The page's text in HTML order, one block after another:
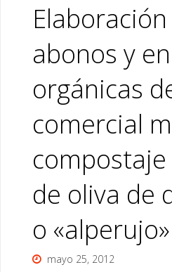
abonos y
orgánicas
comercial
de oliva de
o
mayo 25, 2012